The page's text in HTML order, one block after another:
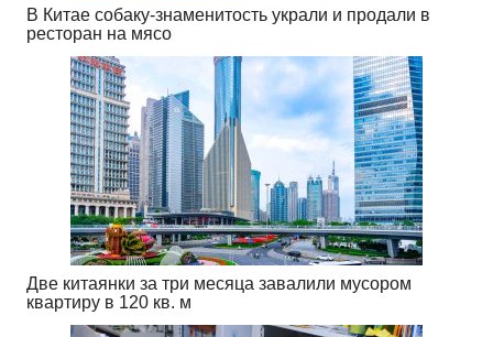
В Китае собаку-знаменитость украли и продали в
ресторан на мясо
Две китаянки за три месяца завалили мусором
квартиру в 120 кв. м